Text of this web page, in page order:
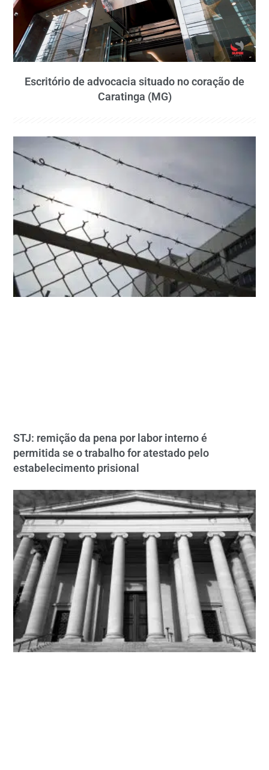
Escritório de advocacia situado no coração de
Caratinga (MG)
STJ: remição da pena por labor interno é
permitida se o trabalho for atestado pelo
estabelecimento prisional